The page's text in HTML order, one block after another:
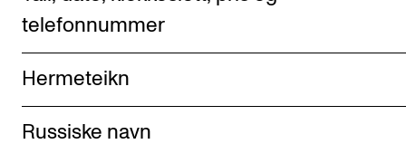
Organisering av NMH
telefonnummer
Hermeteikn
Russiske navn